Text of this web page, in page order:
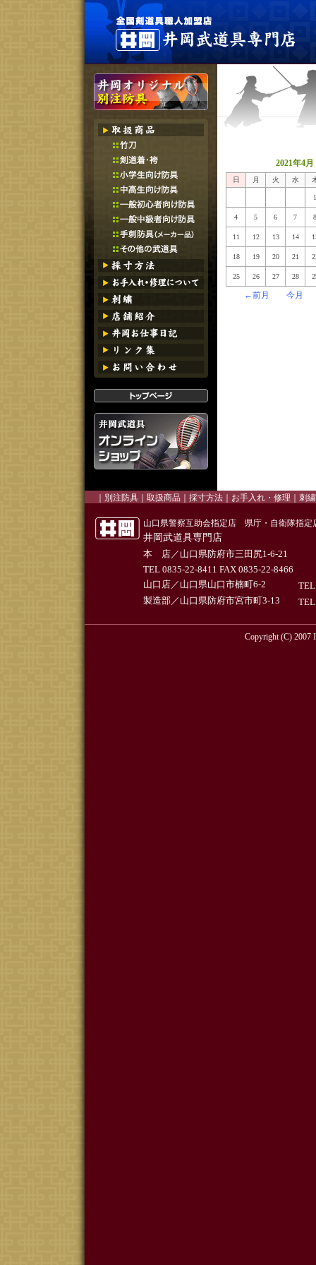
2021年4月
日 月 火 水
1
4 5 6 7 8
11 12 13 14
18 19 20 21
25 26 27 28
←前月 今月
別注防具 取扱商品 採寸方法 ｜お手入れ・修理｜ 刺繍
山口県警察互助会指定店 県庁・自衛隊指
井岡武道具専門店
本 店／山口県防府市三田尻1-6-21
TEL 0835-22-8411 FAX 0835-22-8466
山口店／山口県山口市楠町6-2
製造部／山口県防府市宮市町3-13
Copyright (C) 2007